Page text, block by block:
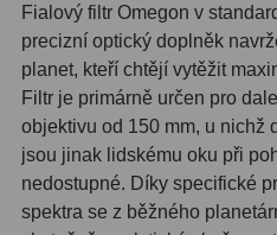
Planetární kamery20
Deep-Sky kamery28
Guiding kamery 14
T-kroužky 16
Adaptéry projekční11
Fialový filtr Omegon v
precizní optický doplněk
planet, kteří chtějí vytěžit
Filtr je primárně určen pro
objektivu od 150 mm, u nichž
jsou jinak lidskému oku při
nedostupné. Díky specifické
spektra se z běžného